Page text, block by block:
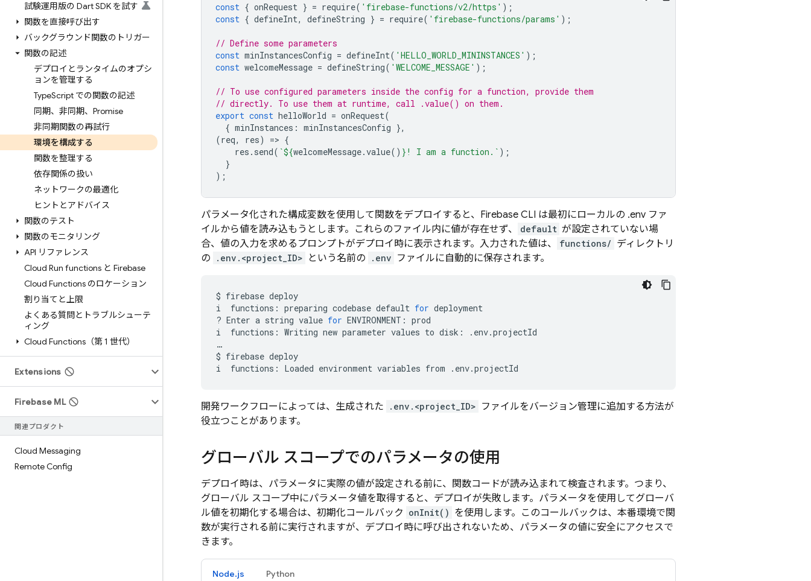
試験運用版の Dart SDK を試す
関数を直接呼び出す
バックグラウンド関数のトリガー
関数の記述
デプロイとランタイムのオプシ
ョンを管理する
TypeScript での関数の記述
同期、非同期、Promise
非同期関数の再試行
環境を構成する
関数を整理する
依存関係の扱い
ネットワークの最適化
ヒントとアドバイス
関数のテスト
関数のモニタリング
API リファレンス
Cloud Run functions と Firebase
Cloud Functions のロケーション
割り当てと上限
よくある質問とトラブルシューテ
ィング
Cloud Functions（第 1 世代）
Extensions
Firebase ML
関連プロダクト
Cloud Messaging
Remote Config
const { onRequest } = require( 'firebase-functions/v2/https' );
const { defineInt, defineString } = require( 'firebase-functions/params' );
// Define some parameters
const minInstancesConfig = defineInt( 'HELLO_WORLD_MININSTANCES' );
const welcomeMessage = defineString( 'WELCOME_MESSAGE' );
// To use configured parameters inside the config for a function, provide them
// directly. To use them at runtime, call .value() on them.
export const helloWorld = onRequest(
{ minInstances : minInstancesConfig },
(req, res) => {
res . send( `${welcomeMessage.value() } ! I am a function.` );
}
);
パラメータ化された構成変数を使用して関数をデプロイすると、Firebase CLI は最初にローカルの .env ファ
イルから値を読み込もうとします。これらのファイル内に値が存在せず、
default が設定されていない場
合、値の入力を求めるプロンプトがデプロイ時に表示されます。入力された値は、
functions/ ディレクトリ
の
.env.<project_ID> という名前の .env ファイルに自動的に保存されます。
$ firebase deploy
i
functions: preparing codebase default for deployment
? Enter a string value for ENVIRONMENT: prod
i
functions: Writing new parameter values to disk:
.env.projectId
…
$ firebase deploy
i
functions: Loaded environment variables from
開発ワークフローによっては、生成された .env.<project_ID> ファイルをバージョン管理に追加する方法が
役立つことがあります。
グローバル スコープでのパラメータの使用
デプロイ時は、パラメータに実際の値が設定される前に、関数コードが読み込まれて検査されます。つまり、
グローバル スコープ中にパラメータ値を取得すると、デプロイが失敗します。パラメータを使用してグローバ
ル値を初期化する場合は、初期化コールバック onInit() を使用します。このコールバックは、本番環境で関
数が実行される前に実行されますが、デプロイ時に呼び出されないため、パラメータの値に安全にアクセスで
きます。
Node.js Python